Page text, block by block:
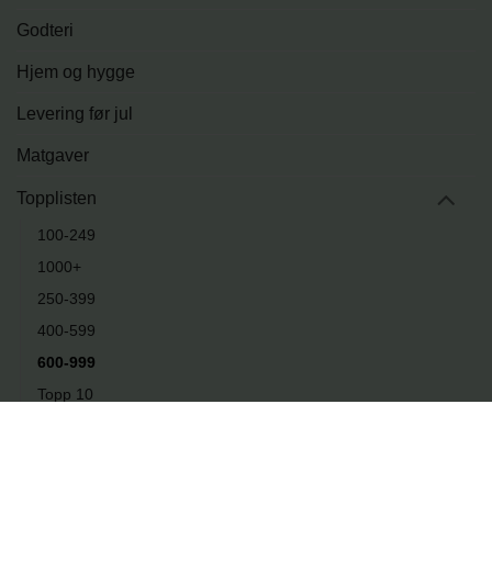
Godteri
Hjem og hygge
Levering før jul
Matgaver
Topplisten
100-249
1000+
250-399
400-599
600-999
Topp 10